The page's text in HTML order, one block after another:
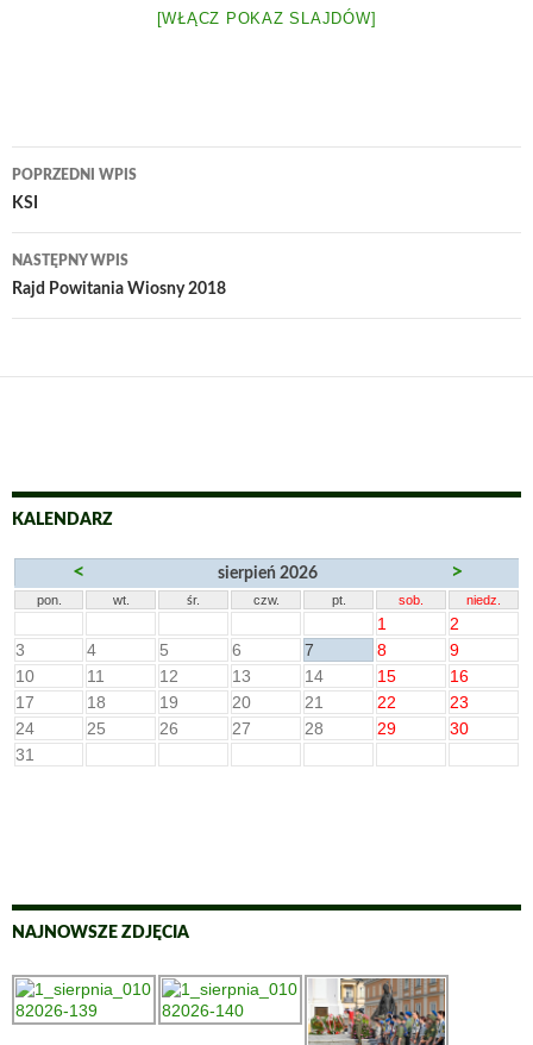
[WŁĄCZ POKAZ SLAJDÓW]
Nawigacja
wpisu
POPRZEDNI WPIS
KSI
NASTĘPNY WPIS
Rajd Powitania Wiosny 2018
KALENDARZ
< sierpień 2026 >
pon. wt. śr. czw. pt. sob. niedz.
1
2
3
4 5 6 7 8
9
10
11 12 13 14 15
16
17
18 19 20 21 22
23
24
25 26 27 28 29
30
31
NAJNOWSZE ZDJĘCIA